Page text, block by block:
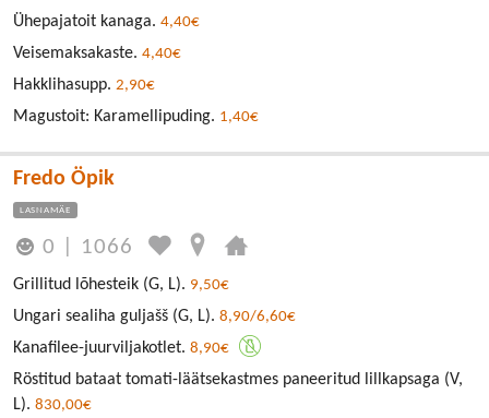
Ühepajatoit kanaga. 4,40€
Veisemaksakaste. 4,40€
Hakklihasupp. 2,90€
Magustoit: Karamellipuding. 1,40€
Fredo Öpik
LASNAMÄE
0 1066
Grillitud lõhesteik (G, L). 9,50€
Ungari sealiha guljašš (G, L). 8,90/6,60€
Kanafilee-juurviljakotlet. 8,90€
Röstitud bataat tomati-läätsekastmes paneeritud lillkapsaga (V,
L). 830,00€